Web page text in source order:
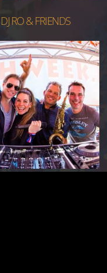
DJ RO & FRIENDS